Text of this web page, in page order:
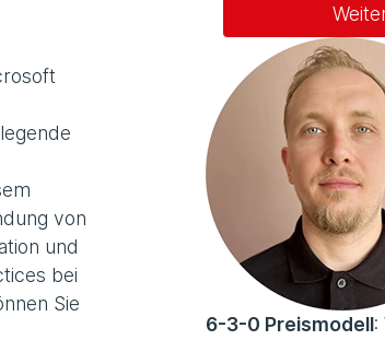
von
und
bei
Sie
6-3-0 Preismodell: